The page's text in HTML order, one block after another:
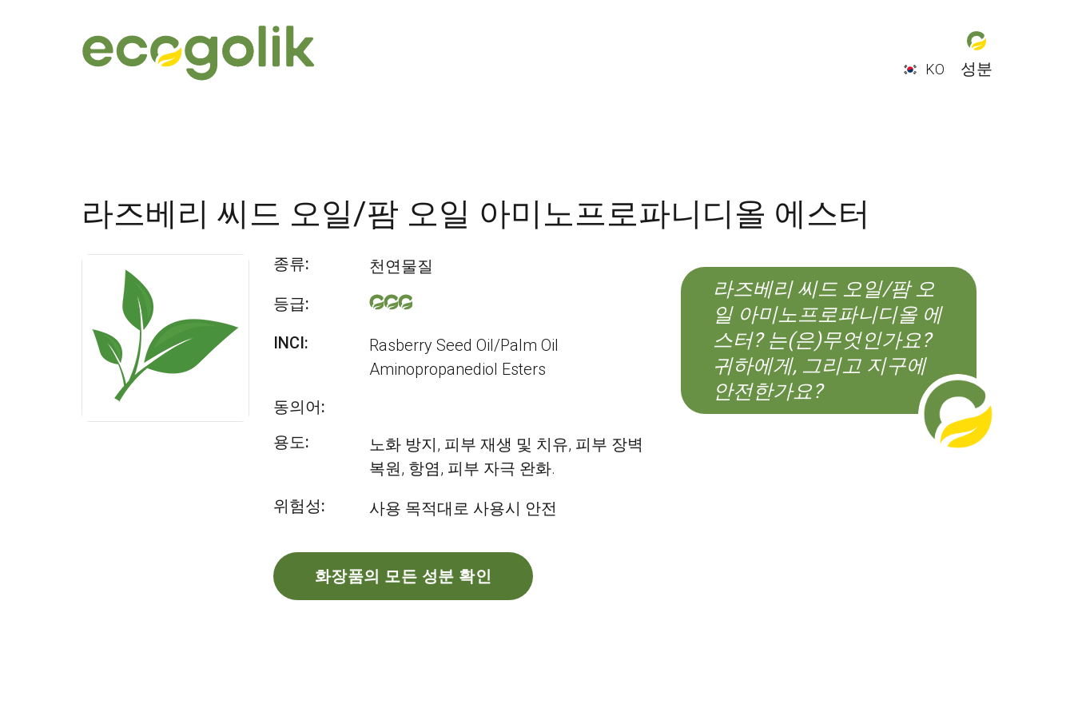
KO
성분
라즈베리 씨드 오일/팜 오
일 아미노프로파니디올 에
스터? 는(은)무엇인가요?
귀하에게, 그리고 지구에
안전한가요?
라즈베리 씨드 오일/팜 오일 아미노프로파니디올 에스터
종류:
천연물질
등급:
INCI:
Rasberry Seed Oil/Palm Oil
Aminopropanediol Esters
동의어:
용도:
노화 방지, 피부 재생 및 치유, 피부 장벽
복원, 항염, 피부 자극 완화.
위험성:
사용 목적대로 사용시 안전
화장품의 모든 성분 확인